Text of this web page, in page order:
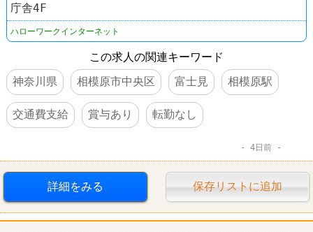
庁舎4F
ハローワークインターネット
この求人の関連キーワード
神奈川県
相模原市中央区 富士見 相模原駅
交通費支給 賞与あり 転勤なし
4日前
詳細をみる 保存リストに追加